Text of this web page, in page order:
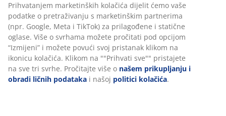
Prihvatanjem marketinških kolačića dijelit ćemo vaše
podatke o pretraživanju s marketinškim partnerima
(npr. Google, Meta i TikTok) za prilagođene i statične
oglase. Više o svrhama možete pročitati pod opcijom
“Izmijeni” i možete povući svoj pristanak klikom na
ikonicu kolačića. Klikom na ""Prihvati sve"" pristajete
na sve tri svrhe. Pročitajte više o našem prikupljanju i
obradi ličnih podataka i našoj politici kolačića.